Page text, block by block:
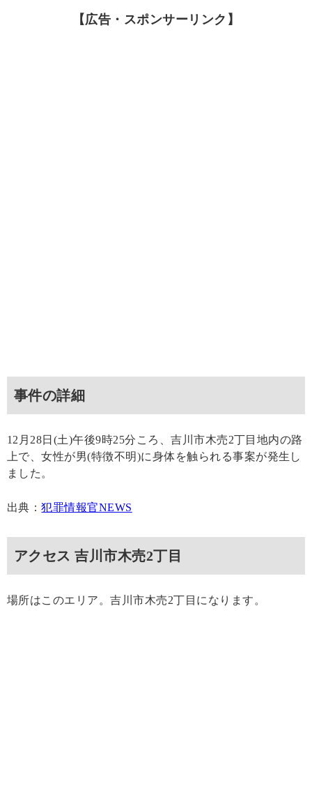
【広告・スポンサーリンク】
事件の詳細
12月28日(土)午後9時25分ころ、吉川市木売2丁目地内の路
上で、女性が男(特徴不明)に身体を触られる事案が発生し
ました。
出典：犯罪情報官NEWS
アクセス 吉川市木売2丁目
場所はこのエリア。吉川市木売2丁目になります。